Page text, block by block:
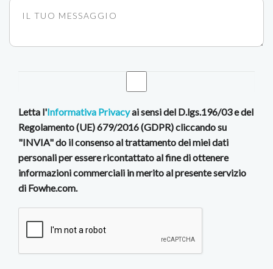
Letta l'Informativa Privacyai sensi del D.lgs.196/03 e del
Regolamento (UE) 679/2016 (GDPR) cliccando su
"INVIA" do il consenso al trattamento dei miei dati
personali per essere ricontattato al fine di ottenere
informazioni commerciali in merito al presente servizio
di Fowhe.com.